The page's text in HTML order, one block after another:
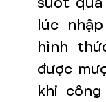
lúc
hình
được
khi